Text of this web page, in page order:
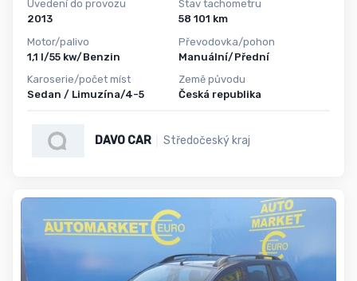
Uvedení do provozu
2013
Motor/palivo
1,1 l/55 kw/Benzin
Karoserie/počet míst
Sedan / Limuzína/4-5
Stav tachometru
58 101 km
Převodovka/pohon
Manuální/Přední
Země původu
Česká republika
DAVO CAR Středočeský kraj